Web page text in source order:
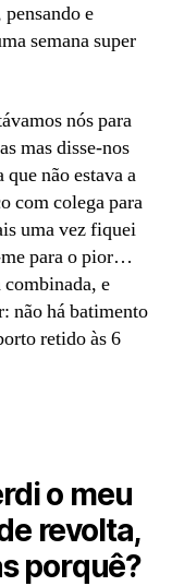
e
semana super
nós para
mas disse-nos
que não estava a
com colega para
uma vez fiquei
me para o pior…
e
não há batimento
retido às 6
o meu
revolta,
porquê?